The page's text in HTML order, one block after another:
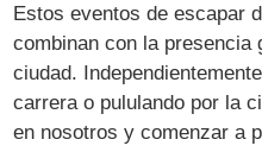
Estos eventos de escapar
combinan con la presencia
ciudad.
carrera o pululando por la
en nosotros y comenzar a